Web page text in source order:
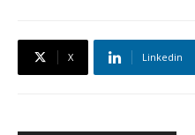
X Linkedin